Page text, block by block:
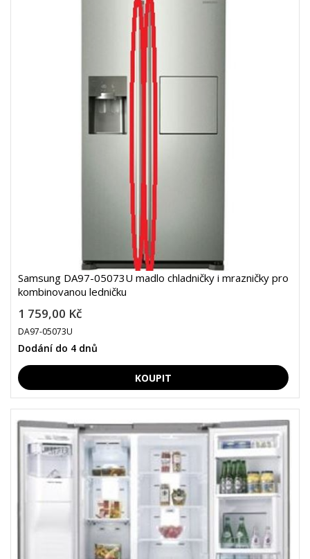
Samsung DA97-05073U madlo chladničky i mrazničky pro
kombinovanou ledničku
1 759,00 Kč
DA97-05073U
Dodání do 4 dnů